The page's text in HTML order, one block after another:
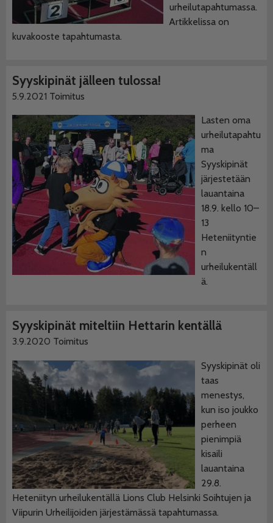
urheilutapahtumassa.
Artikkelissa on
kuvakooste tapahtumasta.
Syyskipinät jälleen tulossa!
5.9.2021 Toimitus
Lasten oma
urheilutapahtu
ma
Syyskipinät
järjestetään
lauantaina
18.9. kello 10–
13
Heteniityntie
n
urheilukentäll
ä.
Syyskipinät miteltiin Hettarin kentällä
3.9.2020 Toimitus
Syyskipinät oli
taas
menestys,
kun iso joukko
perheen
pienimpiä
kisaili
lauantaina
29.8.
Heteniityn urheilukentällä Lions Club Helsinki Soihtujen ja
Viipurin Urheilijoiden järjestämässä tapahtumassa.